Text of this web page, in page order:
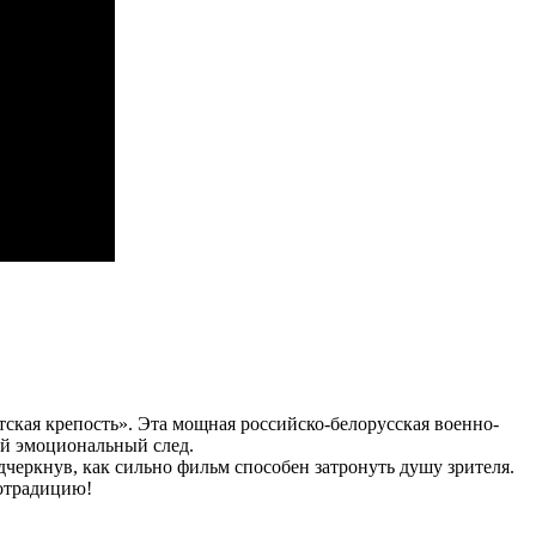
крепость». Эта мощная российско-белорусская военно-
эмоциональный след.
как сильно фильм способен затронуть душу зрителя.